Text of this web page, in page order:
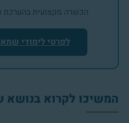
הכשרה מקצועית בהערכת
לפרטי לימודי
המשיכו לקרוא בנושא